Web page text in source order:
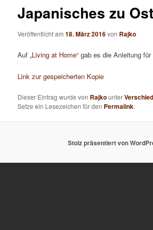
Japanisches zu
Veröffentlicht am18. März 2016von Rajko
Auf„Living at Home“ gab es die Anleitung
Link zur gespeicherten Kopie
Dieser Eintrag wurde von Rajkounter
Setze ein Lesezeichen für den Permalink.
Stolz präsentiert von